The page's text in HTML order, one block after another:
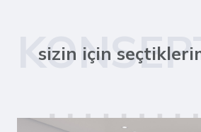
sizin için